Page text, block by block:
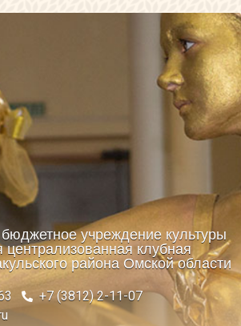
учреждение культуры
клубная
района Омской области
+7 (3812) 2-11-07